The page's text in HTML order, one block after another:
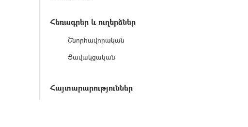
Հեռագրեր և ուղերձներ
Շնորհավորական
Ցավակցական
Հայտարարություններ